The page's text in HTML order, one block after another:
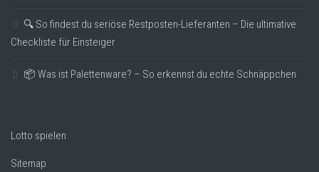
🔍 So findest du seriöse Restposten-Lieferanten – Die ultimative
Checkliste für Einsteiger
📦 Was ist Palettenware? – So erkennst du echte Schnäppchen
Lotto spielen
Sitemap